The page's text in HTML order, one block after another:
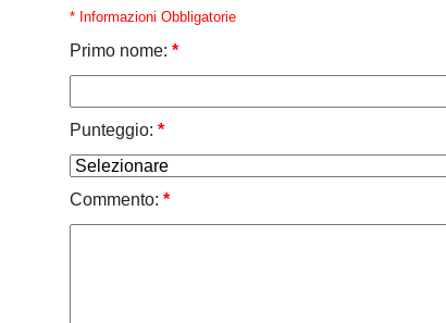
* Informazioni Obbligatorie
Primo nome: *
Punteggio: *
Commento: *